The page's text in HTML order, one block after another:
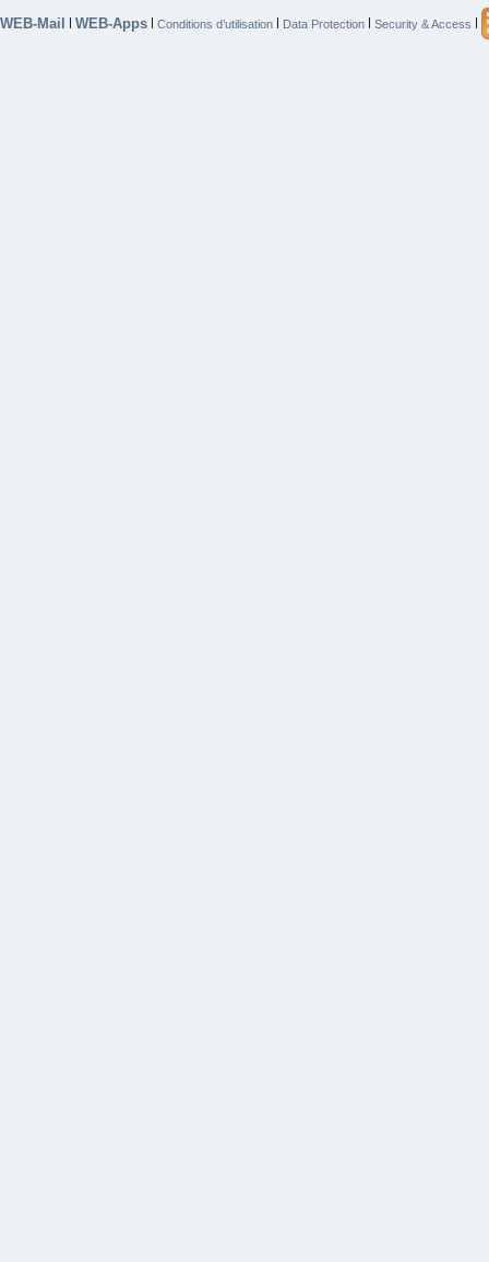
WEB-Mail | WEB-Apps | Conditions d’utilisation | Data Protection | Security & Access |